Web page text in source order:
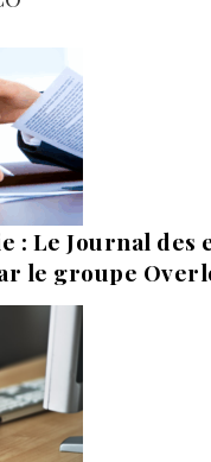
: Le Journal des
le groupe